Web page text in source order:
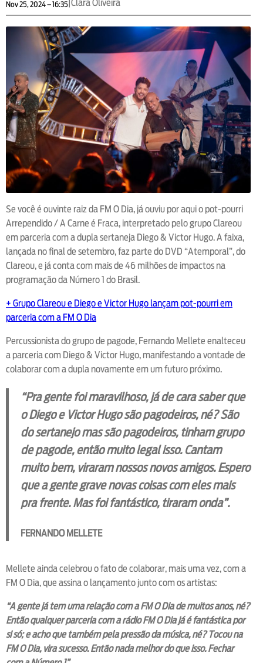
Nov 25, 2024 – 16:35|Clara Oliveira
Se você é ouvinte raiz da FM O Dia, já ouviu por aqui o pot-pourri
Arrependido / A Carne é Fraca, interpretado pelo grupo Clareou
em parceria com a dupla sertaneja Diego & Victor Hugo. A faixa,
lançada no final de setembro, faz parte do DVD “Atemporal”, do
Clareou, e já conta com mais de 46 milhões de impactos na
programação da Número 1 do Brasil.
+ Grupo Clareou e Diego e Victor Hugo lançam pot-pourri em
parceria com a FM O Dia
Percussionista do grupo de pagode, Fernando Mellete enalteceu
a parceria com Diego & Victor Hugo, manifestando a vontade de
colaborar com a dupla novamente em um futuro próximo.
“Pra gente foi maravilhoso, já de cara saber que
o Diego e Victor Hugo são pagodeiros, né? São
do sertanejo mas são pagodeiros, tinham grupo
de pagode, então muito legal isso. Cantam
muito bem, viraram nossos novos amigos. Espero
que a gente grave novas coisas com eles mais
pra frente. Mas foi fantástico, tiraram onda”.
FERNANDO MELLETE
Mellete ainda celebrou o fato de colaborar, mais uma vez, com a
FM O Dia, que assina o lançamento junto com os artistas:
“A gente já tem uma relação com a FM O Dia de muitos anos, né?
Então qualquer parceria com a rádio FM O Dia já é fantástica por
si só; e acho que também pela pressão da música, né? Tocou na
FM O Dia, vira sucesso. Então nada melhor do que isso. Fechar